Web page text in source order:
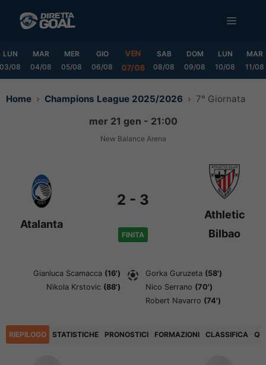
MENU
LUN
03/08
MAR
04/08
MER
05/08
GIO
06/08
VEN
07/08
SAB
08/08
DOM
09/08
LUN
10/08
MAR
11/08
Home Champions League 2025/2026 7° Giornata
mer 21 gen - 21:00
New Balance Arena
Atalanta
2 - 3
FINITA
Athletic
Bilbao
Gianluca Scamacca (16')
Nikola Krstovic (88')
Gorka Guruzeta (58')
Nico Serrano (70')
Robert Navarro (74')
RIEPILOGO STATISTICHE PRONOSTICI FORMAZIONI CLASSIFICA